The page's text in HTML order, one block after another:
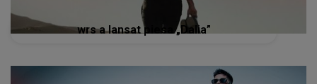
wrs a lansat piesa „Dalia”